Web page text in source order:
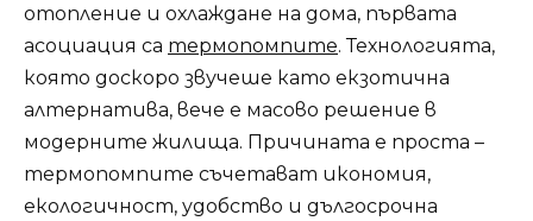
отопление и охлаждане на дома, първата
асоциация са термопомпите. Технологията,
която доскоро звучеше като екзотична
алтернатива, вече е масово решение в
модерните жилища. Причината е проста –
термопомпите съчетават икономия,
екологичност, удобство и дългосрочна